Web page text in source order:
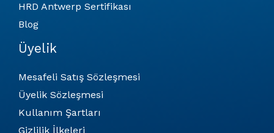
HRD Antwerp Sertifikası
Blog
Üyelik
Mesafeli Satış Sözleşmesi
Üyelik Sözleşmesi
Kullanım Şartları
Gizlilik İlkeleri